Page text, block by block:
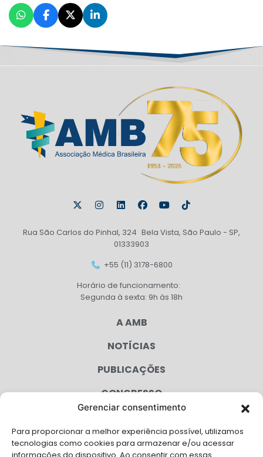
Gerenciar consentimento
Para proporcionar a melhor experiência possível, utilizamos
tecnologias como cookies para armazenar e/ou acessar
Rua São Carlos do Pinhal, 324 Bela Vista, São Paulo - SP,
01333903
+55 (11) 3178-6800
Horário de funcionamento:
Segunda à sexta: 9h às 18h
A AMB
NOTÍCIAS
PUBLICAÇÕES
CONGRESSO
CAMPANHAS